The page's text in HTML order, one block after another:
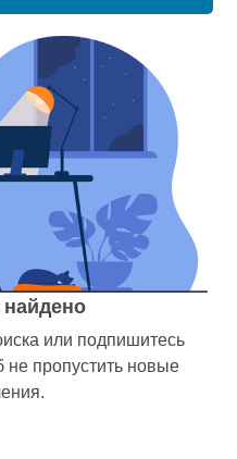
найдено
или подпишитесь
не пропустить новые